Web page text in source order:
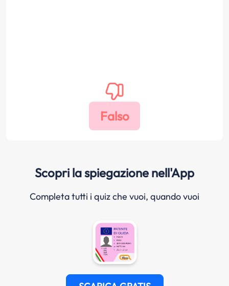
Scopri la spiegazione nell'App
Completa tutti i quiz che vuoi, quando vuoi